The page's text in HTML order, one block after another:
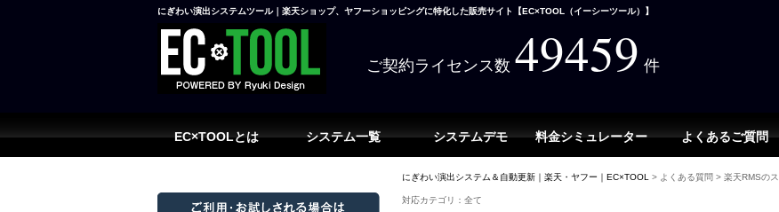
にぎわい演出システムツール｜楽天ショップ、ヤフーショッピングに特化した販売サイト【EC×TOOL（イーシーツール）】
ご契約ライセンス数 49459 件
EC×TOOLとは システム一覧 システムデモ 料金シミュレーター よくあるご質問
にぎわい演出システム＆自動更新｜楽天・ヤフー｜EC×TOOL > よくある質問 > 楽天RMSの
対応カテゴリ：全て